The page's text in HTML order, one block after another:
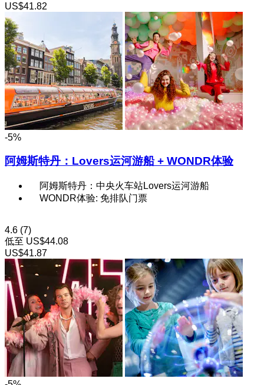
US$41.82
-5%
阿姆斯特丹：Lovers运河游船 + WONDR体验
阿姆斯特丹：中央火车站Lovers运河游船
WONDR体验: 免排队门票
4.6 (7)
低至 US$44.08
US$41.87